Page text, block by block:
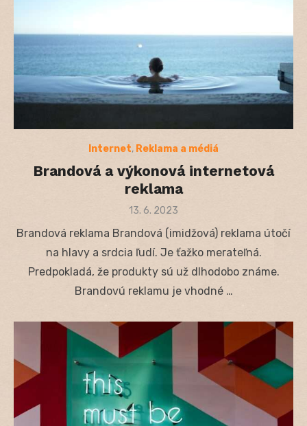
Internet, Reklama a médiá
Brandová a výkonová internetová
reklama
Posted
13. 6. 2023
Brandová reklama Brandová (imidžová) reklama útočí
na hlavy a srdcia ľudí. Je ťažko merateľná.
Predpokladá, že produkty sú už dlhodobo známe.
Brandovú reklamu je vhodné …